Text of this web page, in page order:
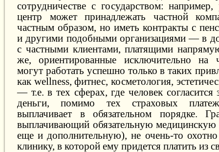
сотрудничестве с государством: например,
центр может принадлежать частной
частным образом, но иметь контракты с
и другими подобными организациями — в
с частными клиентами, платящими
же, ориентированные исключительно на
могут работать успешно только в таких
как wellness, фитнес, косметология,
— т.е. в тех сферах, где человек согласится
деньги, помимо тех страховых
выплачивает в обязательном порядке.
выплачивающий обязательную медицинскую
еще и дополнительную), не очень-то
клинику, в которой ему придется платить из